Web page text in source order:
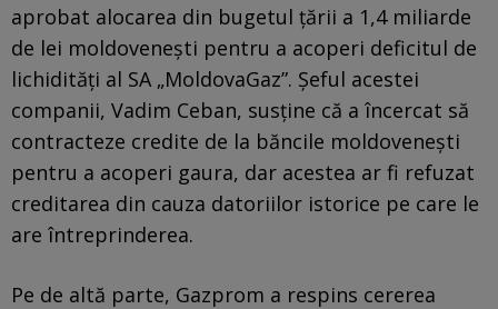
aprobat alocarea din bugetul țării a 1,4 miliarde
de lei moldovenești pentru a acoperi deficitul de
lichidități al SA „MoldovaGaz”. Șeful acestei
companii, Vadim Ceban, susține că a încercat să
contracteze credite de la băncile moldovenești
pentru a acoperi gaura, dar acestea ar fi refuzat
creditarea din cauza datoriilor istorice pe care le
are întreprinderea.
Pe de altă parte, Gazprom a respins cererea